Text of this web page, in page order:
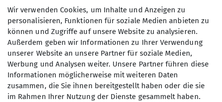
Qualifikationen
Trainer*in C Bergsteigen
Trainer*in B Hochtouren
sebastian.simi@dav-otterfing.de
Maximale Teilnehmeranzahl
6
Wir verwenden Cookies, um Inhalte und Anzeigen zu
personalisieren, Funktionen für soziale Medien anbieten zu
können und Zugriffe auf unsere Website zu analysieren.
Außerdem geben wir Informationen zu Ihrer Verwendung
unserer Website an unsere Partner für soziale Medien,
Werbung und Analysen weiter. Unsere Partner führen diese
Informationen möglicherweise mit weiteren Daten
zusammen, die Sie ihnen bereitgestellt haben oder die sie
im Rahmen Ihrer Nutzung der Dienste gesammelt haben.